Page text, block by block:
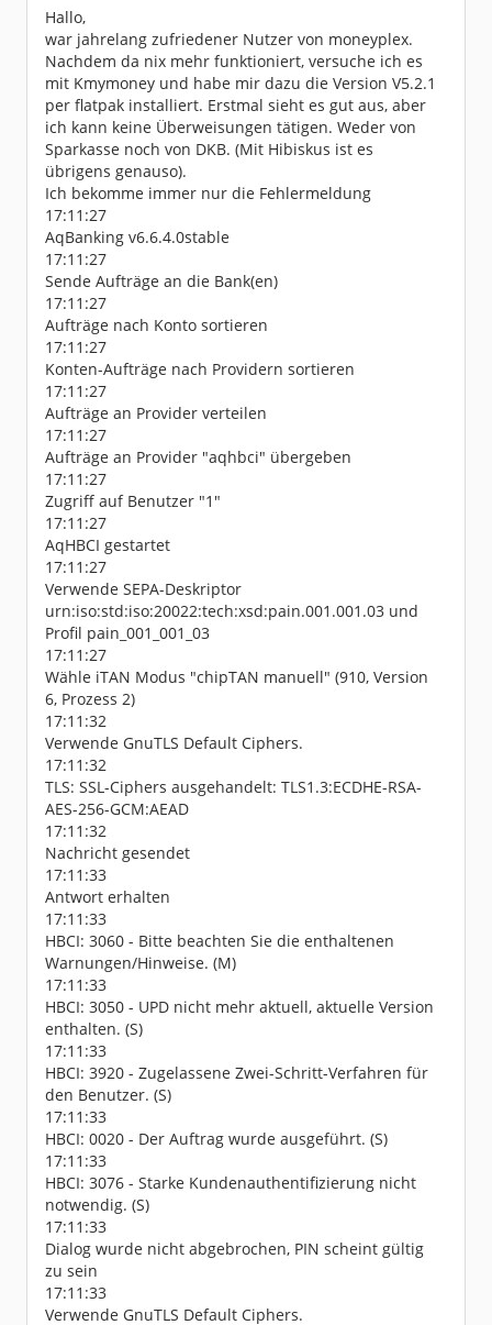
Hallo,
war jahrelang zufriedener Nutzer von moneyplex.
Nachdem da nix mehr funktioniert, versuche ich es
mit Kmymoney und habe mir dazu die Version V5.2.1
per flatpak installiert. Erstmal sieht es gut aus, aber
ich kann keine Überweisungen tätigen. Weder von
Sparkasse noch von DKB. (Mit Hibiskus ist es
übrigens genauso).
Ich bekomme immer nur die Fehlermeldung
17:11:27
AqBanking v6.6.4.0stable
17:11:27
Sende Aufträge an die Bank(en)
17:11:27
Aufträge nach Konto sortieren
17:11:27
Konten-Aufträge nach Providern sortieren
17:11:27
Aufträge an Provider verteilen
17:11:27
Aufträge an Provider "aqhbci" übergeben
17:11:27
Zugriff auf Benutzer "1"
17:11:27
AqHBCI gestartet
17:11:27
Verwende SEPA-Deskriptor
urn:iso:std:iso:20022:tech:xsd:pain.001.001.03 und
Profil pain_001_001_03
17:11:27
Wähle iTAN Modus "chipTAN manuell" (910, Version
6, Prozess 2)
17:11:32
Verwende GnuTLS Default Ciphers.
17:11:32
TLS: SSL-Ciphers ausgehandelt: TLS1.3:ECDHE-RSA-
AES-256-GCM:AEAD
17:11:32
Nachricht gesendet
17:11:33
Antwort erhalten
17:11:33
HBCI: 3060 - Bitte beachten Sie die enthaltenen
Warnungen/Hinweise. (M)
17:11:33
HBCI: 3050 - UPD nicht mehr aktuell, aktuelle Version
enthalten. (S)
17:11:33
HBCI: 3920 - Zugelassene Zwei-Schritt-Verfahren für
den Benutzer. (S)
17:11:33
HBCI: 0020 - Der Auftrag wurde ausgeführt. (S)
17:11:33
HBCI: 3076 - Starke Kundenauthentifizierung nicht
notwendig. (S)
17:11:33
Dialog wurde nicht abgebrochen, PIN scheint gültig
zu sein
17:11:33
Verwende GnuTLS Default Ciphers.